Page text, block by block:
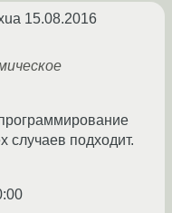
15.08.2016
случаев подходит.